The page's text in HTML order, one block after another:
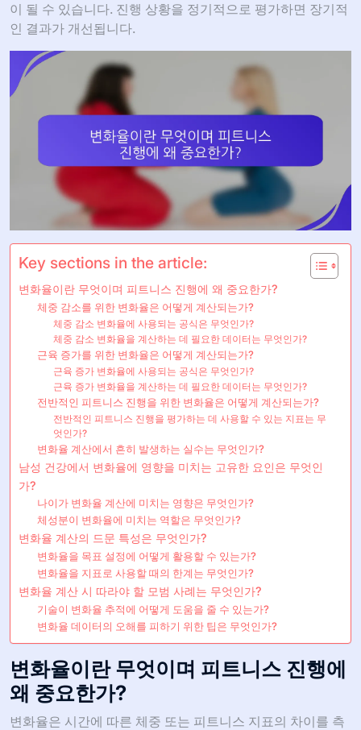
이 될 수 있습니다. 진행 상황을 정기적으로 평가하면 장기적
인 결과가 개선됩니다.
Key sections in the article:
변화율이란 무엇이며 피트니스 진행에 왜 중요한가?
체중 감소를 위한 변화율은 어떻게 계산되는가?
체중 감소 변화율에 사용되는 공식은 무엇인가?
체중 감소 변화율을 계산하는 데 필요한 데이터는 무엇인가?
근육 증가를 위한 변화율은 어떻게 계산되는가?
근육 증가 변화율에 사용되는 공식은 무엇인가?
근육 증가 변화율을 계산하는 데 필요한 데이터는 무엇인가?
전반적인 피트니스 진행을 위한 변화율은 어떻게 계산되는가?
전반적인 피트니스 진행을 평가하는 데 사용할 수 있는 지표는 무
엇인가?
변화율 계산에서 흔히 발생하는 실수는 무엇인가?
남성 건강에서 변화율에 영향을 미치는 고유한 요인은 무엇인
가?
나이가 변화율 계산에 미치는 영향은 무엇인가?
체성분이 변화율에 미치는 역할은 무엇인가?
변화율 계산의 드문 특성은 무엇인가?
변화율을 목표 설정에 어떻게 활용할 수 있는가?
변화율을 지표로 사용할 때의 한계는 무엇인가?
변화율 계산 시 따라야 할 모범 사례는 무엇인가?
기술이 변화율 추적에 어떻게 도움을 줄 수 있는가?
변화율 데이터의 오해를 피하기 위한 팁은 무엇인가?
변화율이란 무엇이며 피트니스 진행에
왜 중요한가?
변화율은 시간에 따른 체중 또는 피트니스 지표의 차이를 측